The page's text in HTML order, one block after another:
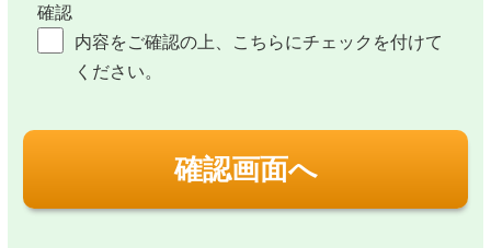
確認
内容をご確認の上、こちらにチェックを付けて
ください。